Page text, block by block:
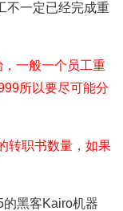
不一定已经完成重
一般一个员工重
所以要尽可能分
转职书数量，如果
黑客Kairo机器